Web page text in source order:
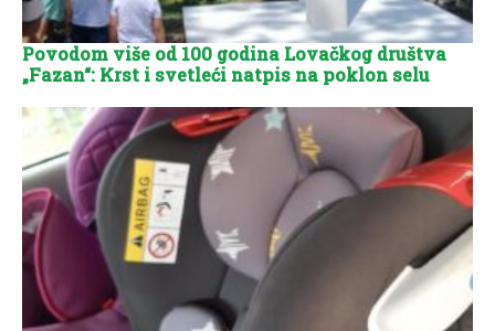
Povodom više od 100 godina Lovačkog društva
„Fazan“: Krst i svetleći natpis na poklon selu